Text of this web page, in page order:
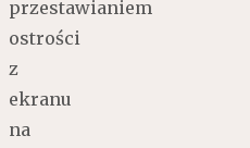
przestawianiem
ostrości
z
ekranu
na